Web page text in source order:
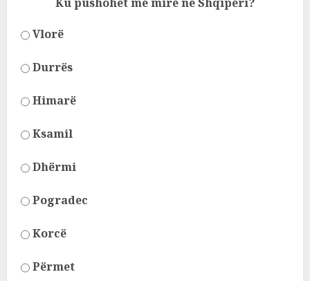
Vlorë
Durrës
Himarë
Ksamil
Dhërmi
Pogradec
Korcë
Përmet